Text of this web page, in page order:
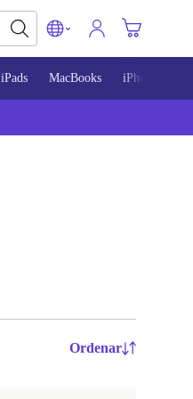
iPads MacBooks iPhone 13
Ordenar